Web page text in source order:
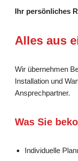
Ihr persönliches
Alles aus
Wir übernehmen
Installation und
Ansprechpartner.
Was Sie
Individuelle